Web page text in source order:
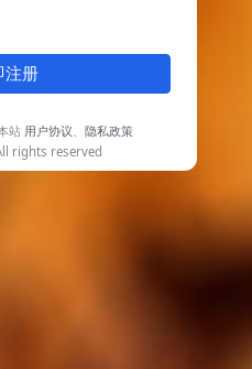
注册
站 用户协议、 隐私政策
rights reserved